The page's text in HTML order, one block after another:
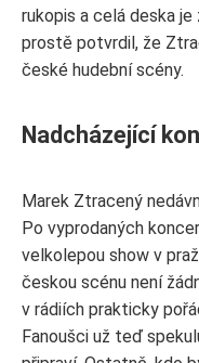
rukopis a celá deska
prostě potvrdil, že
české hudební scény.
Nadcházející
Marek Ztracený
Po vyprodaných
velkolepou show v
českou scénu není
v rádiích prakticky
Fanoušci už teď